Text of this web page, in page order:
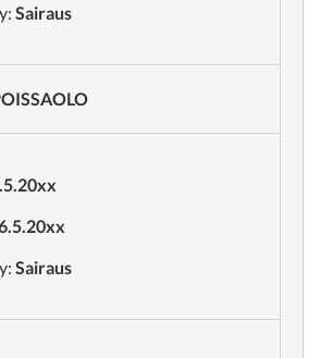
Sairaus
Sairaus